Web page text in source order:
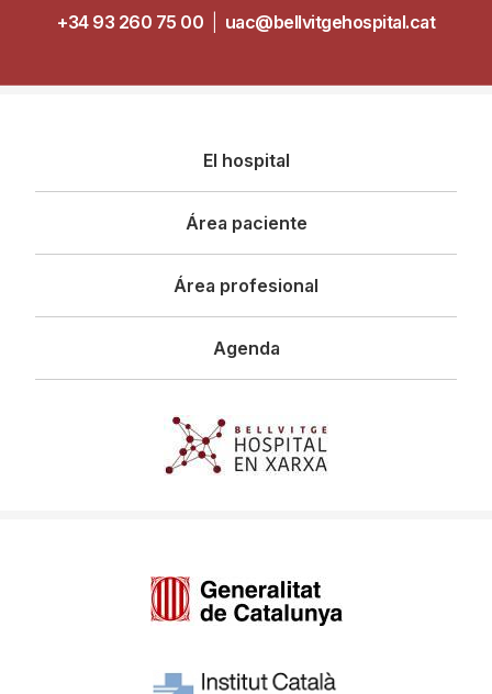
+34 93 260 75 00
uac@bellvitgehospital.cat
principal
El hospital
Área paciente
Área profesional
Agenda